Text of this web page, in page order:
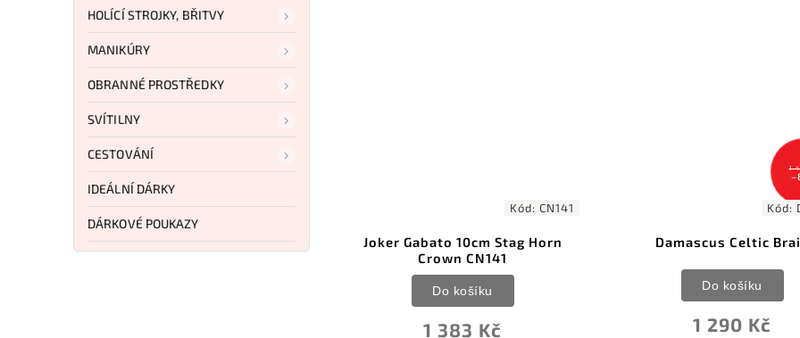
HOLÍCÍ STROJKY, BŘITVY
MANIKÚRY
OBRANNÉ PROSTŘEDKY
SVÍTILNY
CESTOVÁNÍ
IDEÁLNÍ DÁRKY
DÁRKOVÉ POUKAZY
NOVINKA
Kód:9M.DX-GB
Muela Black Micarta Rhino
Kód: CN141
Joker Gabato 10cm Stag Horn
Crown CN141
1 383 Kč
Do košíku
1
Kód:
Damascus Celtic
1 290 Kč
Do košíku